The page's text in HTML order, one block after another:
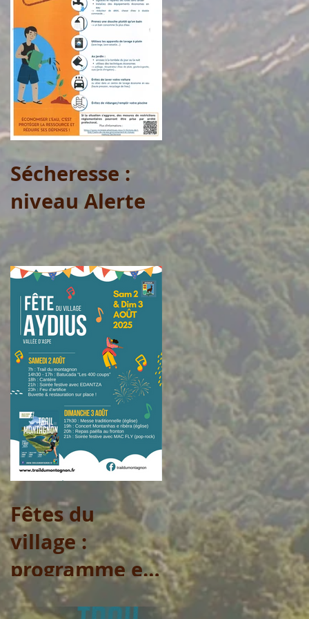
Sécheresse :
niveau Alerte
Fêtes du
village :
programme et
arrêtés